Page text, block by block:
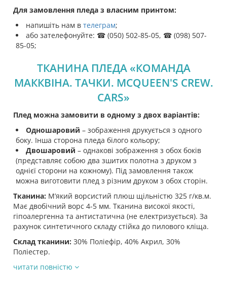
Для замовлення пледа з власним принтом:
напишіть нам в телеграм;
або зателефонуйте: ☎ (050) 502-85-05, ☎ (098) 507-
85-05;
ТКАНИНА ПЛЕДА «КОМАНДА
МАККВІНА. ТАЧКИ. MCQUEEN'S CREW.
CARS»
Плед можна замовити в одному з двох варіантів:
Одношаровий – зображення друкується з одного
боку. Інша сторона пледа білого кольору;
Двошаровий – однакові зображення з обох боків
(представляє собою два зшитих полотна з друком з
однієї сторони на кожному). Під замовлення також
можна виготовити плед з різним друком з обох сторін.
Тканина: М’який ворсистий плюш щільністю 325 г/кв.м.
Має двобічний ворс 4-5 мм. Тканина високої якості,
гіпоалергенна та антистатична (не електризується). За
рахунок синтетичного складу стійка до пилового кліща.
Склад тканини: 30% Поліефір, 40% Акрил, 30%
Поліестер.
читати повністю